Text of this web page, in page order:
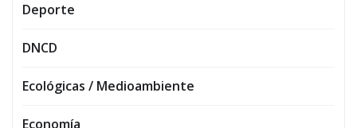
Deporte
DNCD
Ecológicas / Medioambiente
Economía